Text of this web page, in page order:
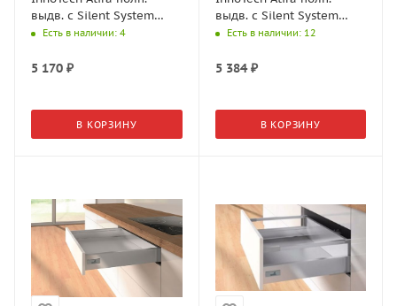
выдв. с Silent System
NL350, H70, серый
Есть в наличии: 4
5 170 ₽
В КОРЗИНУ
выдв. с Silent System
NL420, H70, серый
Есть в наличии: 12
5 384₽
В КОРЗИНУ